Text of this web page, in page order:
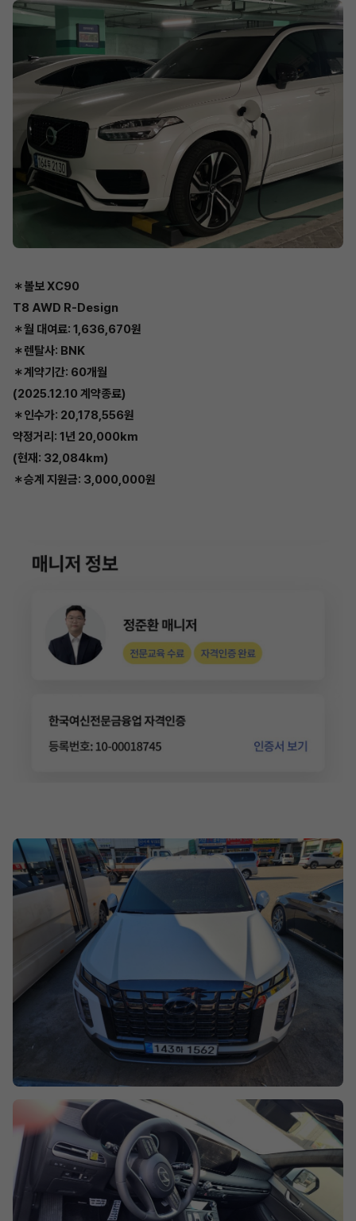
＊볼보 XC90
T8 AWD R-Design
＊월 대여료: 1,636,670원
＊렌탈사: BNK
＊계약기간: 60개월
(2025.12.10 계약종료)
＊인수가: 20,178,556원
약정거리: 1년 20,000km
(현재: 32,084km)
＊승계 지원금: 3,000,000원